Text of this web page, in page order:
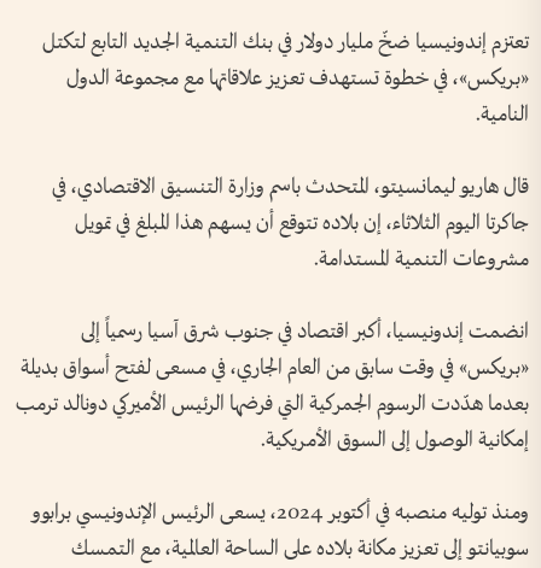
تعتزم إندونيسيا ضخّ مليار دولار في بنك التنمية الجديد التابع لتكتل
«بريكس»، في خطوة تستهدف تعزيز علاقاتها مع مجموعة الدول
النامية.
قال هاريو ليمانسيتو، المتحدث باسم وزارة التنسيق الاقتصادي، في
جاكرتا اليوم الثلاثاء، إن بلاده تتوقع أن يسهم هذا المبلغ في تمويل
مشروعات التنمية المستدامة.
انضمت إندونيسيا، أكبر اقتصاد في جنوب شرق آسيا رسمياً إلى
«بريكس» في وقت سابق من العام الجاري، في مسعى لفتح أسواق بديلة
بعدما هدّدت الرسوم الجمركية التي فرضها الرئيس الأميركي دونالد ترمب
إمكانية الوصول إلى السوق الأمريكية.
ومنذ توليه منصبه في أكتوبر 2024، يسعى الرئيس الإندونيسي برابوو
سوبيانتو إلى تعزيز مكانة بلاده على الساحة العالمية، مع التمسك